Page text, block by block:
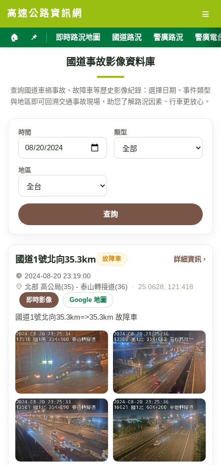
高速公路資訊網 ≡
🏠 📌 即時路況地圖 國道路況 警廣路況 警廣電
國道事故影像資料庫
查詢國道車禍事故、故障車等歷史影像紀錄：選擇日期、事件類型
與地區即可回溯交通事故現場，助您了解路況因素、行車更放心。
時間 類型
地區
查詢
國道1號北向35.3km 故障車 詳細資訊 ›
2024-08-20 23:19:00
·
北部 高公局(35) - 泰山轉接道(36)
· 25.0628, 121.418
即時影像 Google 地圖
國道1號北向35.3km=>35.3km 故障車